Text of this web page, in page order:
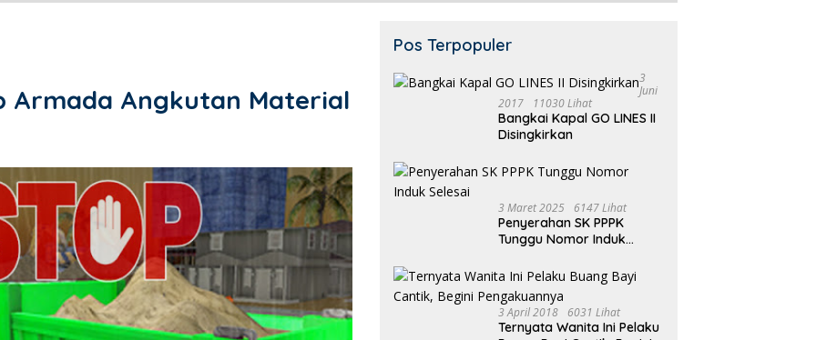
Armada Angkutan Material
Pos Terpopuler
3
Juni
2017
11030 Lihat
Bangkai Kapal GO LINES II
Disingkirkan
3 Maret 2025 6147 Lihat
Penyerahan SK PPPK
Tunggu Nomor Induk
3 April 2018 6031 Lihat
Ternyata Wanita Ini Pelaku